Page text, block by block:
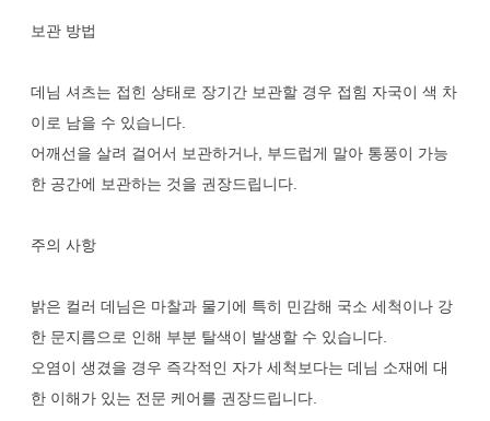
보관 방법
데님 셔츠는 접힌 상태로 장기간 보관할 경우 접힘 자국이 색 차
이로 남을 수 있습니다.
어깨선을 살려 걸어서 보관하거나, 부드럽게 말아 통풍이 가능
한 공간에 보관하는 것을 권장드립니다.
주의 사항
밝은 컬러 데님은 마찰과 물기에 특히 민감해 국소 세척이나 강
한 문지름으로 인해 부분 탈색이 발생할 수 있습니다.
오염이 생겼을 경우 즉각적인 자가 세척보다는 데님 소재에 대
한 이해가 있는 전문 케어를 권장드립니다.